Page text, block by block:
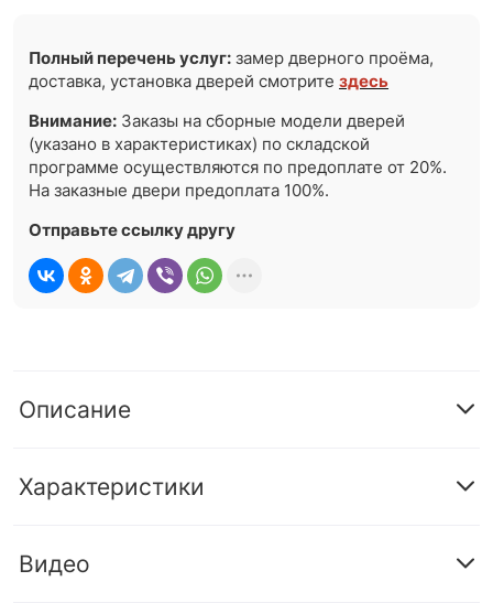
Полный перечень услуг: замер дверного проёма,
доставка, установка дверей смотритездесь
Внимание: Заказы на сборные модели дверей
(указано в характеристиках) по складской
программе осуществляются по предоплате от 20%.
На заказные двери предоплата 100%.
Отправьте ссылку другу
Описание
Характеристики
Видео